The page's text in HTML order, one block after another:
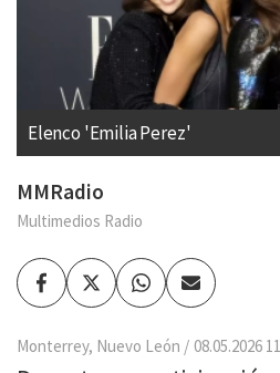
Elenco 'Emilia Perez'
MMRadio
Multimedios Radio
FacebookTwitterWhatsapp
Enviar
por
Monterrey, Nuevo León 08.05.2026